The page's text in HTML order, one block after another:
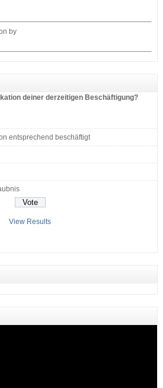
by
deiner derzeitigen Beschäftigung?
entsprechend beschäftigt
View Results